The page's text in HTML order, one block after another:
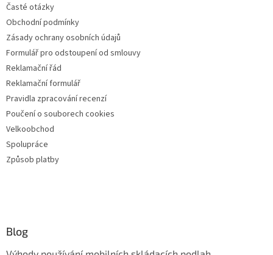
Časté otázky
Obchodní podmínky
Zásady ochrany osobních údajů
Formulář pro odstoupení od smlouvy
Reklamační řád
Reklamační formulář
Pravidla zpracování recenzí
Poučení o souborech cookies
Velkoobchod
Spolupráce
Způsob platby
Blog